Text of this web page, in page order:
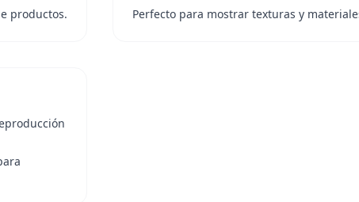
productos.
Perfecto para mostrar texturas y